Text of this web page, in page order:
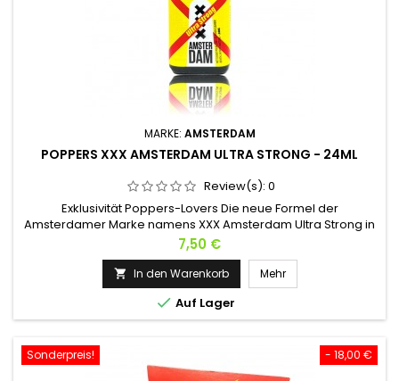
MARKE: AMSTERDAM
POPPERS XXX AMSTERDAM ULTRA STRONG - 24ML
Review(s): 0
Exklusivität Poppers-Lovers Die neue Formel der
Amsterdamer Marke namens XXX Amsterdam Ultra Strong in
einer auf Pentyl basierenden Formel, dieses Poppers wird
Ihnen während Ihrer verrückten Nächte sehr starke Effekte
verleihen. Ein provokanteres Design, das an die Stadt
Amsterdam erinnert, diese 24-ml-Flasche wird Ihnen noch
unbekannte, aber äußerst...
Preis
7,50 €
 In den Warenkorb Mehr
 Auf Lager
- 18,00 €
Sonderpreis!